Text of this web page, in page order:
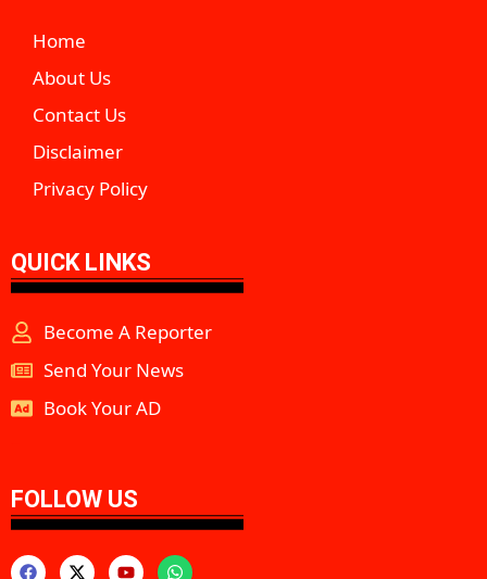
Home
About Us
Contact Us
Disclaimer
Privacy Policy
QUICK LINKS
Become A Reporter
Send Your News
Book Your AD
FOLLOW US